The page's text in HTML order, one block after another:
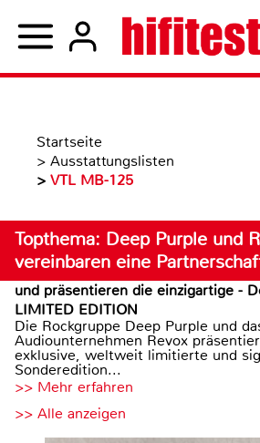
Startseite
> Ausstattungslisten
> VTL MB-125
Topthema: Deep Purple und
vereinbaren eine
und präsentieren die einzigartige -
LIMITED EDITION
Die Rockgruppe Deep Purple und
Audiounternehmen Revox
exklusive, weltweit limitierte und
Sonderedition...
>> Mehr erfahren
>> Alle anzeigen